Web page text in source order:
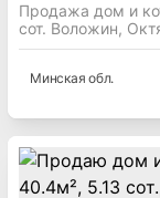
Продажа дом и
сот. Воложин,
Минская обл.